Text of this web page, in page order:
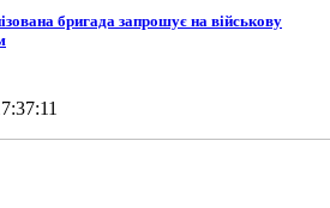
бригада запрошує на військову